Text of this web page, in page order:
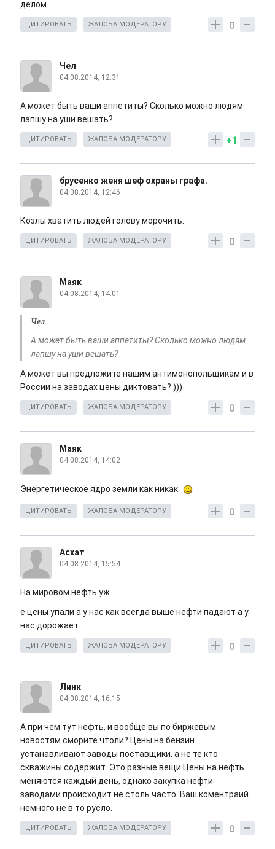
делом.
0
ЦИТИРОВАТЬ ЖАЛОБА МОДЕРАТОРУ
Чел
04.08.2014, 12:31
А может быть ваши аппетиты? Сколько можно людям
лапшу на уши вешать?
+1
ЦИТИРОВАТЬ ЖАЛОБА МОДЕРАТОРУ
брусенко женя шеф охраны графа.
04.08.2014, 12:46
Козлы хватить людей голову морочить.
0
ЦИТИРОВАТЬ ЖАЛОБА МОДЕРАТОРУ
Маяк
04.08.2014, 14:01
Чел
А может быть ваши аппетиты? Сколько можно людям
лапшу на уши вешать?
А может вы предложите нашим антимонопольщикам и в
России на заводах цены диктовать? )))
0
ЦИТИРОВАТЬ ЖАЛОБА МОДЕРАТОРУ
Маяк
04.08.2014, 14:02
Энергетическое ядро земли как никак
0
ЦИТИРОВАТЬ ЖАЛОБА МОДЕРАТОРУ
Асхат
04.08.2014, 15:54
На мировом нефть уж
е цены упали а у нас как всегда выше нефти падают а у
нас дорожает
0
ЦИТИРОВАТЬ ЖАЛОБА МОДЕРАТОРУ
Линк
04.08.2014, 16:15
А при чем тут нефть, и вообще вы по биржевым
новостям сморите чтоли? Цены на бензин
устанавливают заводы поставщики, а не те кто
скважины содержит. Это разные вещи.Цены на нефть
меняются каждый день, однако закупка нефти
заводами происходит не столь часто. Ваш коментраий
немного не в то русло.
0
ЦИТИРОВАТЬ ЖАЛОБА МОДЕРАТОРУ